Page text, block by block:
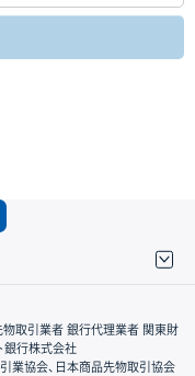
物取引業者 銀行代理業者 関東財
銀行株式会社
業協会、日本商品先物取引協会